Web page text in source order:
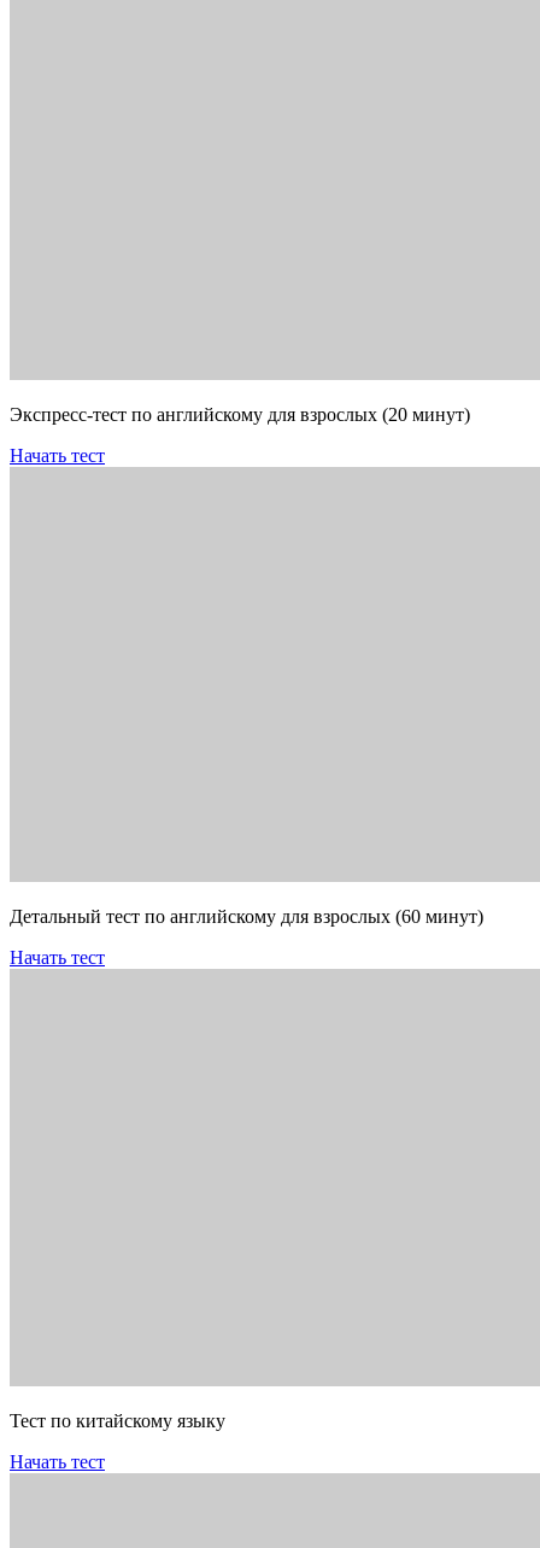
Экспресс-тест по английскому для взрослых (20 минут)
Начать тест
Детальный тест по английскому для взрослых (60 минут)
Начать тест
Тест по китайскому языку
Начать тест